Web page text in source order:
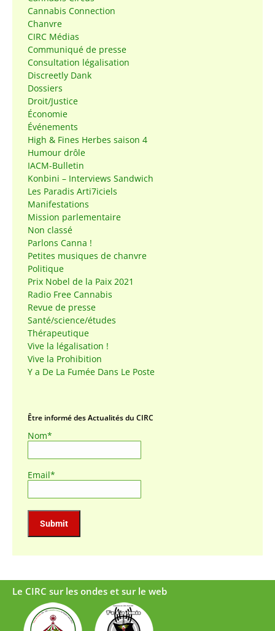
Cannabis Connection
Chanvre
CIRC Médias
Communiqué de presse
Consultation légalisation
Discreetly Dank
Dossiers
Droit/Justice
Économie
Événements
High & Fines Herbes saison 4
Humour drôle
IACM-Bulletin
Konbini – Interviews Sandwich
Les Paradis Arti7iciels
Manifestations
Mission parlementaire
Non classé
Parlons Canna !
Petites musiques de chanvre
Politique
Prix Nobel de la Paix 2021
Radio Free Cannabis
Revue de presse
Santé/science/études
Thérapeutique
Vive la légalisation !
Vive la Prohibition
Y a De La Fumée Dans Le Poste
Être informé des Actualités du CIRC
Nom*
Email*
Le CIRC sur les ondes et sur le web